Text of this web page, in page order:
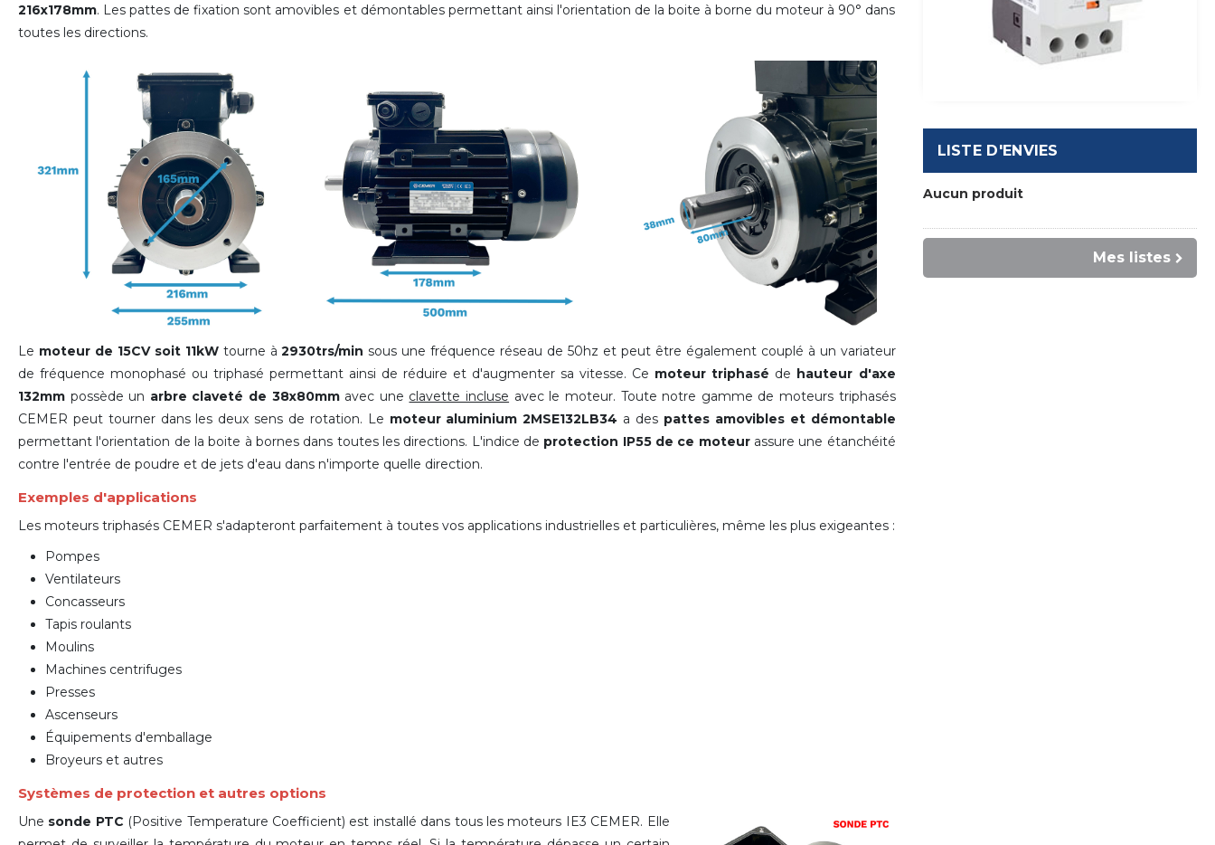
216x178mm. Les pattes de fixation sont amovibles et démontables permettant ainsi l'orientation de la boite à borne du moteur à 90° dans
toutes les directions.
Le moteur de 15CV soit 11kWtourne à2930trs/min sous une fréquence réseau de 50hz et peut être également couplé à un variateur
de fréquence monophasé ou triphasé permettant ainsi de réduire et d'augmenter sa vitesse. Ce moteur triphasé de hauteur d'axe
132mm possède un arbre claveté de 38x80mmavec une clavette incluse avec le moteur. Toute notre gamme de moteurs triphasés
CEMER peut tourner dans les deux sens de rotation. Le moteur aluminium 2MSE132LB34 a des pattes amovibles et démontable
permettant l'orientation de la boite à bornes dans toutes les directions. L'indice de protection IP55 de ce moteurassure une étanchéité
contre l'entrée de poudre et de jets d'eau dans n'importe quelle direction.
Exemples d'applications
Les moteurs triphasés CEMER s'adapteront parfaitement à toutes vos applications industrielles et particulières, même les plus exigeantes :
Pompes
Ventilateurs
Concasseurs
Tapis roulants
Moulins
Machines centrifuges
Presses
Ascenseurs
Équipements d'emballage
Broyeurs et autres
Systèmes de protection et autres options
Une sonde PTC (Positive Temperature Coefficient) est installé dans tous les moteurs IE3 CEMER. Elle
LISTE D'ENVIES
Aucun produit
Mes listes